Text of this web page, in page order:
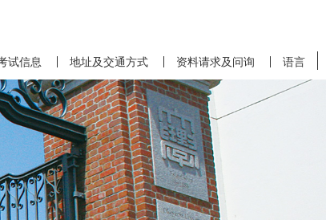
试信息 地址及交通方式 资料请求及问询 语言